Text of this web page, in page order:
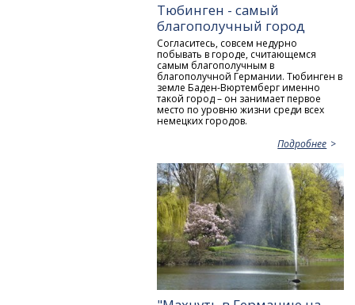
Тюбинген - самый
благополучный город
Согласитесь, совсем недурно
побывать в городе, считающемся
самым благополучным в
благополучной Германии. Тюбинген в
земле Баден-Вюртемберг именно
такой город – он занимает первое
место по уровню жизни среди всех
немецких городов.
Подробнее